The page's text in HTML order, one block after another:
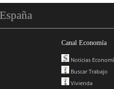
España
Canal Economía
Noticias
Buscar Trabajo
Vivienda